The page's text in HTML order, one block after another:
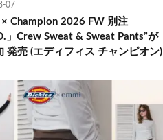
07
× Champion 2026 FW 別注
」Crew Sweat & Sweat Pants”が
発売 (エディフィス チャンピオン)